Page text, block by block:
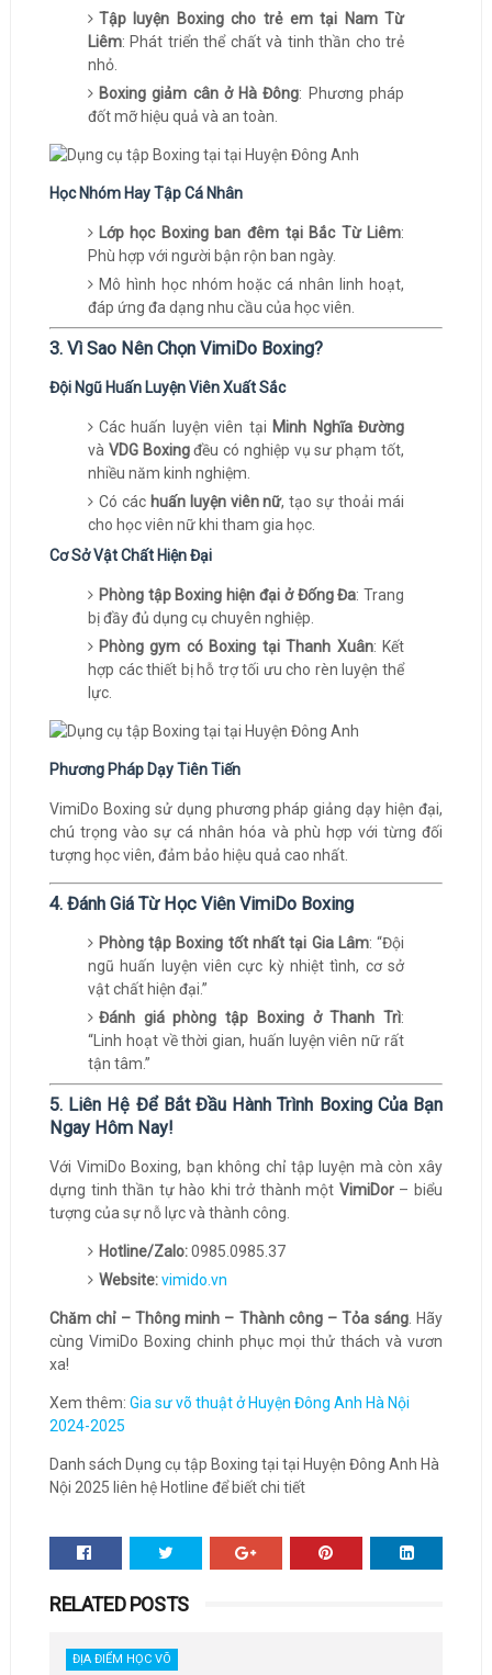
Tập luyện Boxing cho trẻ em tại Nam Từ
Liêm: Phát triển thể chất và tinh thần cho trẻ
nhỏ.
Boxing giảm cân ở Hà Đông: Phương pháp
đốt mỡ hiệu quả và an toàn.
Học Nhóm Hay Tập Cá Nhân
Lớp học Boxing ban đêm tại Bắc Từ Liêm:
Phù hợp với người bận rộn ban ngày.
Mô hình học nhóm hoặc cá nhân linh hoạt,
đáp ứng đa dạng nhu cầu của học viên.
3. Vì Sao Nên Chọn VimiDo Boxing?
Đội Ngũ Huấn Luyện Viên Xuất Sắc
Các huấn luyện viên tại Minh Nghĩa Đường
và VDG Boxingđều có nghiệp vụ sư phạm tốt,
nhiều năm kinh nghiệm.
Có các huấn luyện viên nữ, tạo sự thoải mái
cho học viên nữ khi tham gia học.
Cơ Sở Vật Chất Hiện Đại
Phòng tập Boxing hiện đại ở Đống Đa: Trang
bị đầy đủ dụng cụ chuyên nghiệp.
Phòng gym có Boxing tại Thanh Xuân: Kết
hợp các thiết bị hỗ trợ tối ưu cho rèn luyện thể
lực.
Phương Pháp Dạy Tiên Tiến
VimiDo Boxing sử dụng phương pháp giảng dạy hiện đại,
chú trọng vào sự cá nhân hóa và phù hợp với từng đối
tượng học viên, đảm bảo hiệu quả cao nhất.
4. Đánh Giá Từ Học Viên VimiDo Boxing
Phòng tập Boxing tốt nhất tại Gia Lâm: “Đội
ngũ huấn luyện viên cực kỳ nhiệt tình, cơ sở
vật chất hiện đại.”
Đánh giá phòng tập Boxing ở Thanh Trì:
“Linh hoạt về thời gian, huấn luyện viên nữ rất
tận tâm.”
5. Liên Hệ Để Bắt Đầu Hành Trình Boxing Của Bạn
Ngay Hôm Nay!
Với VimiDo Boxing, bạn không chỉ tập luyện mà còn xây
dựng tinh thần tự hào khi trở thành một VimiDor– biểu
tượng của sự nỗ lực và thành công.
Hotline/Zalo:0985.0985.37
Website:vimido.vn
Chăm chỉ – Thông minh – Thành công – Tỏa sáng. Hãy
cùng VimiDo Boxing chinh phục mọi thử thách và vươn
xa!
Xem thêm: Gia sư võ thuật ở Huyện Đông Anh Hà Nội
2024-2025
Danh sách Dụng cụ tập Boxing tại tại Huyện Đông Anh Hà
Nội 2025 liên hệ Hotline để biết chi tiết
RELATED POSTS
ĐỊA ĐIỂM HỌC VÕ